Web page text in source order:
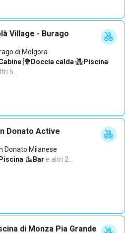
Village - Burago
di Molgora
· Doccia calda· Piscina·
5…
Donato Active
Donato Milanese
Piscina· Bar·e altri 2…
di Monza Pia Grande